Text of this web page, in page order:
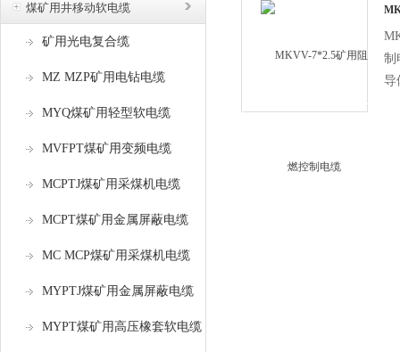
煤矿用井移动软电缆
矿用光电复合缆
MZ MZP矿用电钻电缆
MYQ煤矿用轻型软电缆
MVFPT煤矿用变频电缆
MCPTJ煤矿用采煤机电缆
MCPT煤矿用金属屏蔽电缆
MC MCP煤矿用采煤机电缆
MYPTJ煤矿用金属屏蔽电缆
MYPT煤矿用高压橡套软电缆
缆
制
导